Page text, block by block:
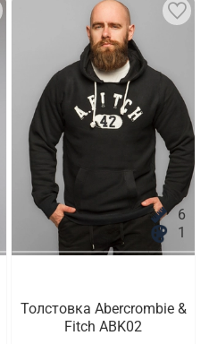
6
1
Толстовка Abercrombie &
Fitch ABK02